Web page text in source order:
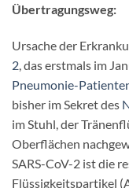
Übertragungsweg:
Ursache der
2 , das erstmals im
Pneumonie-
bisher im Sekret des
im Stuhl, der
Oberflächen
SARS-CoV-2 ist die
Flüssigkeitspartikel